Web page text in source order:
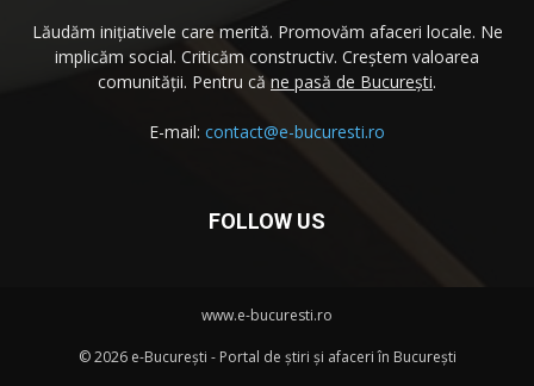
Lăudăm iniţiativele care merită. Promovăm afaceri locale. Ne
implicăm social. Criticăm constructiv. Creştem valoarea
comunităţii. Pentru că ne pasă de București.
E-mail: contact@e-bucuresti.ro
FOLLOW US
www.e-bucuresti.ro
©2026 e-București - Portal de ştiri şi afaceri în București